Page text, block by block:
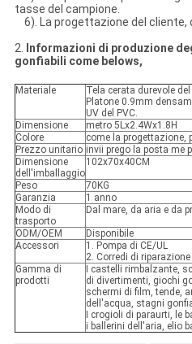
tasse del campione.
6). La progettazione del cliente,
2. Informazioni di produzione
gonfiabili come belows,
Materiale
Tela cerata durevole
Platone 0.9mm
UV del PVC.
Dimensione
metro 5Lx2.4Wx1.8H
Colore
come la progettazione,
Prezzo unitario invii prego la posta me
Dimensione
dell'imballaggio
102x70x40CM
Peso
70KG
Garanzia
1 anno
Modo di
trasporto
Dal mare, da aria e da
ODM/OEM
Disponibile
Accessori
1. Pompa di CE/UL
2. Corredi di
Gamma di
prodotti
I castelli rimbalzante,
di divertimenti, giochi
schermi di film, tende,
dell'acqua, stagni
I crogioli di paraurti, le
i ballerini dell'aria, elio